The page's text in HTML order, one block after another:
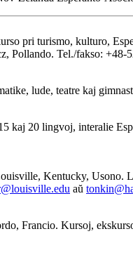
pri turismo, kulturo,
Pollando. Tel./fakso: +48-
lude, teatre kaj
kaj 20 lingvoj, interalie
Kentucky,
aŭ
Francio. Kursoj,